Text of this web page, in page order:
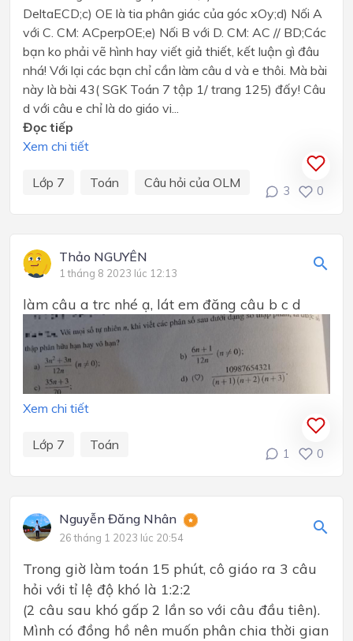
DeltaECD;c) OE là tia phân giác của góc xOy;d) Nối A
với C. CM: ACperpOE;e) Nối B với D. CM: AC // BD;Các
bạn ko phải vẽ hình hay viết giả thiết, kết luận gì đâu
nhá! Với lại các bạn chỉ cần làm câu d và e thôi. Mà bài
này là bài 43( SGK Toán 7 tập 1/ trang 125) đấy! Câu
d với câu e chỉ là do giáo vi...
Đọc tiếp
Xem chi tiết
Lớp 7 Toán Câu hỏi của OLM
3 0
Thảo NGUYÊN
1 tháng 8 2023 lúc 12:13
làm câu a trc nhé ạ, lát em đăng câu b c d
Xem chi tiết
Lớp 7 Toán
1 0
Nguyễn Đăng Nhân
26 tháng 1 2023 lúc 20:54
Trong giờ làm toán 15 phút, cô giáo ra 3 câu
hỏi với tỉ lệ độ khó là 1:2:2
(2 câu sau khó gấp 2 lần so với câu đầu tiên).
Mình có đồng hồ nên muốn phân chia thời gian